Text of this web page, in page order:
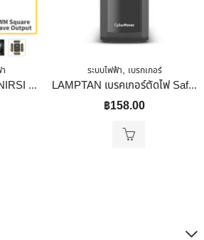
เครื่องมือวัดแบบดิจิตัล FNIRSI DSO-TC2 Portable Digital Oscilloscope Transistor Tester 2-In-1 PWM Square Waves Output Portable DSO-TC2 พกพา
ระบบไฟฟ้า, เบรกเกอร์
LAMPTAN เบรคเกอร์ตัดไฟ Safety Breaker Safe Home 30A
฿158.00